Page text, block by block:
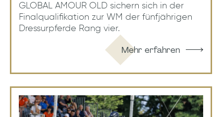
GLOBAL AMOUR OLD sichern sich in der
Finalqualifikation zur WM der fünfjährigen
Dressurpferde Rang vier.
Mehr erfahren